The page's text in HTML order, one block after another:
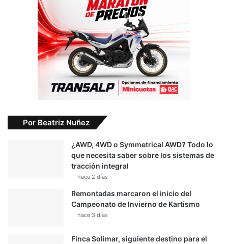
Por Beatriz Nuñez
¿AWD, 4WD o Symmetrical AWD? Todo lo
que necesita saber sobre los sistemas de
tracción integral
hace 2 días
Remontadas marcaron el inicio del
Campeonato de Invierno de Kartismo
hace 3 días
Finca Solimar, siguiente destino para el